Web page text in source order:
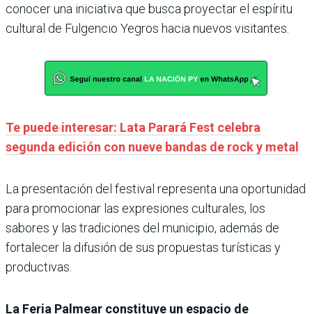
conocer una iniciativa que busca proyectar el espíritu
cultural de Fulgencio Yegros hacia nuevos visitantes.
Te puede interesar: Lata Parará Fest celebra
segunda edición con nueve bandas de rock y metal
La presentación del festival representa una oportunidad
para promocionar las expresiones culturales, los
sabores y las tradiciones del municipio, además de
fortalecer la difusión de sus propuestas turísticas y
productivas.
La Feria Palmear constituye un espacio de